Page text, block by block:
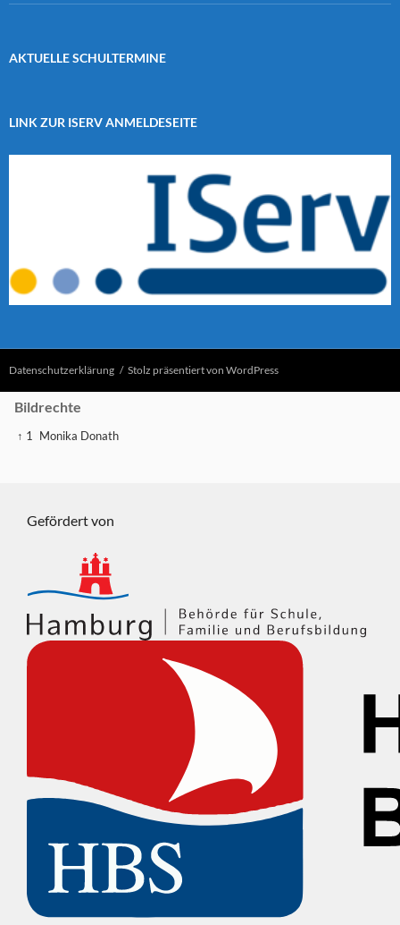
AKTUELLE SCHULTERMINE
LINK ZUR ISERV ANMELDESEITE
Datenschutzerklärung Stolz präsentiert von WordPress
Bildrechte
↑ 1 Monika Donath
Gefördert von